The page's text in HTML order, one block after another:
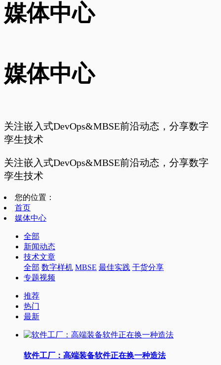
媒体中心
媒体中心
关注嵌入式DevOps&MBSE前沿动态，分享数字
孪生技术
关注嵌入式DevOps&MBSE前沿动态，分享数字
孪生技术
您的位置：
首页
媒体中心
全部
新闻动态
技术文章
全部 数字样机 MBSE 最佳实践 干货分享
专题视频
推荐
热门
最新
软件工厂：高端装备软件正在换一种造法